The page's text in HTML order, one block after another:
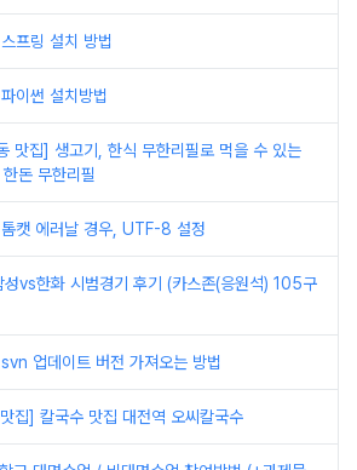
프링 설치 방법
이썬 설치방법
맛집] 생고기, 한식 무한리필로 먹을 수 있는
돈 무한리필
캣 에러날 경우, UTF-8 설정
vs한화 시범경기 후기 (카스존(응원석) 105구
업데이트 버전 가져오는 방법
집] 칼국수 맛집 대전역 오씨칼국수